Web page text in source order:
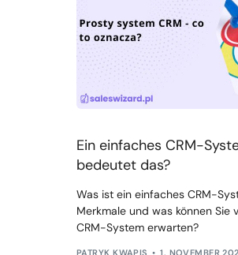
Ein einfaches CRM-
bedeutet das?
Was ist ein einfaches CRM-
Merkmale und was können Sie
CRM-System erwarten?
PATRYK KWAPIS 1. NOVEMBER